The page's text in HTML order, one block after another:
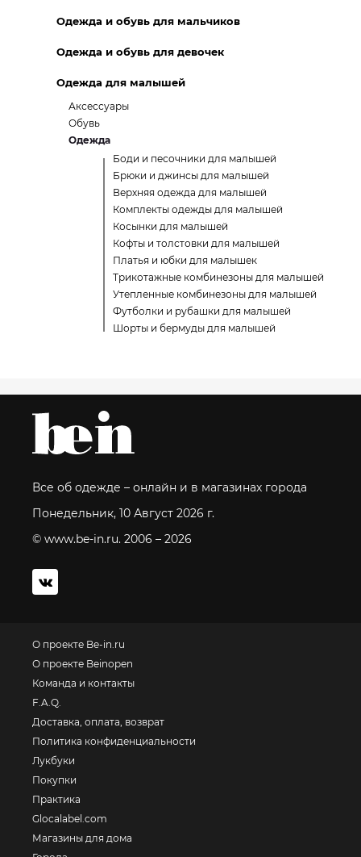
Одежда и обувь для мальчиков
Одежда и обувь для девочек
Одежда для малышей
Аксессуары
Обувь
Одежда
Боди и песочники для малышей
Брюки и джинсы для малышей
Верхняя одежда для малышей
Комплекты одежды для малышей
Косынки для малышей
Кофты и толстовки для малышей
Платья и юбки для малышек
Трикотажные комбинезоны для малышей
Утепленные комбинезоны для малышей
Футболки и рубашки для малышей
Шорты и бермуды для малышей
Все об одежде – онлайн и в магазинах города
Понедельник, 10 Август 2026 г.
© www.be-in.ru. 2006 – 2026
О проекте Be-in.ru
О проекте Beinopen
Команда и контакты
F.A.Q.
Доставка, оплата, возврат
Политика конфиденциальности
Лукбуки
Покупки
Практика
Glocalabel.com
Магазины для дома